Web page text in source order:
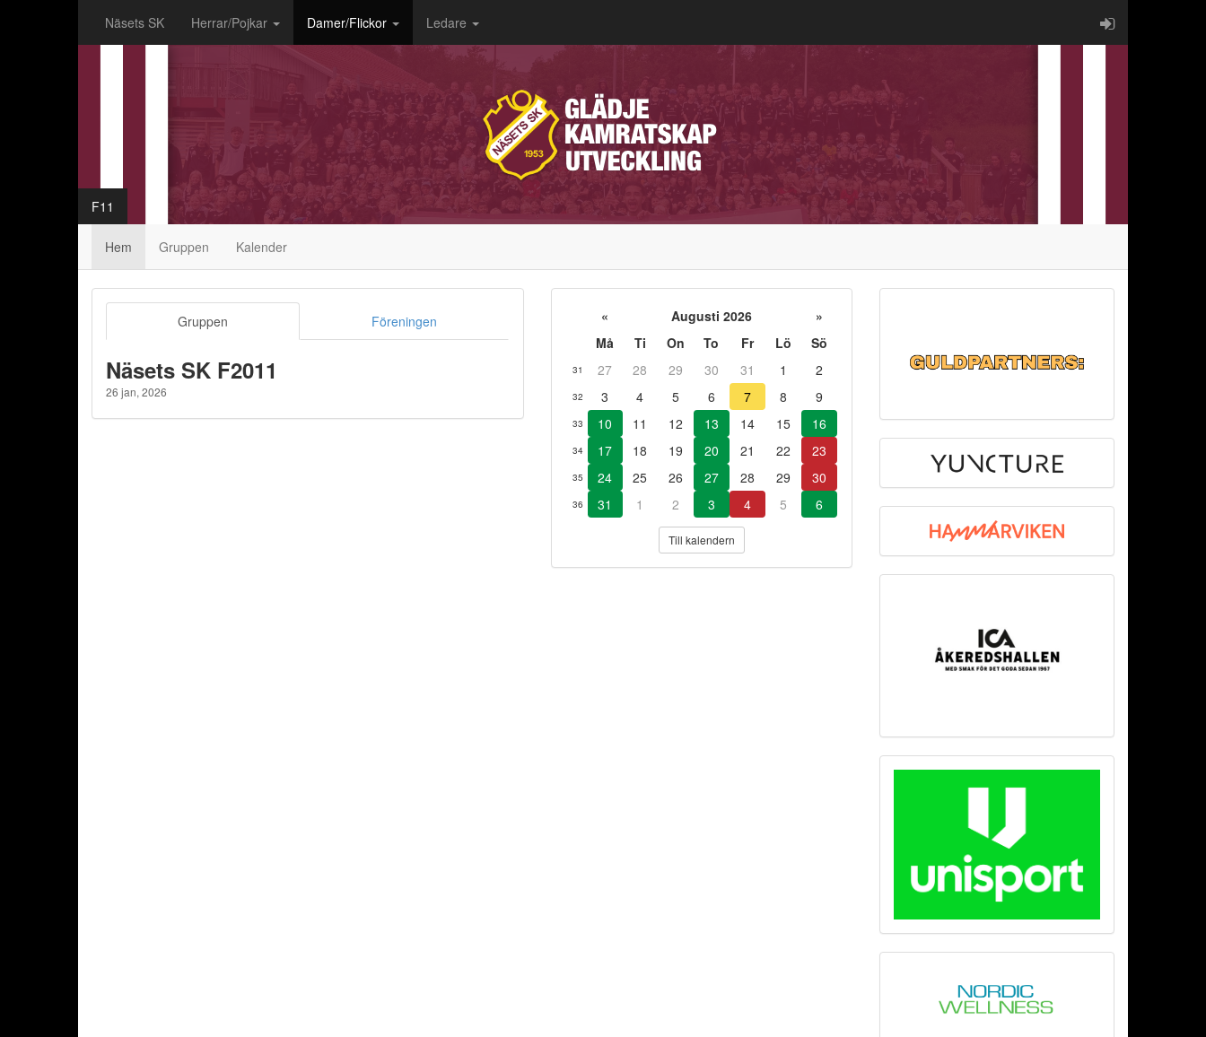
Näsets SK Herrar/Pojkar Damer/Flickor Ledare
F11
Hem Gruppen Kalender
Gruppen Föreningen
Näsets SK F2011
26 jan, 2026
« Augusti 2026
»
Må
Ti On To Fr Lö Sö
31 27 28 29 30 31 1 2
32 3 4 5 6 7 8 9
33 10 11 12 13 14 15 16
34 17 18 19 20 21 22 23
35 24 25 26 27 28 29 30
36 31 1 2 3 4 5 6
Till kalendern